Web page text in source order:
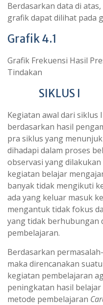
Berdasarkan data di
grafik dapat dilihat pada
Grafik 4.1
Grafik Frekuensi Hasil
Tindakan
SIKLUS I
Kegiatan awal dari siklus
berdasarkan hasil
pra siklus yang
dihadapi dalam proses
observasi yang
kegiatan belajar
banyak tidak mengikuti
ada yang keluar masuk
mengantuk tidak fokus
yang tidak berhubungan
pembelajaran.
Berdasarkan
maka direncanakan
kegiatan pembelajaran
peningkatan hasil
metode pembelajaran